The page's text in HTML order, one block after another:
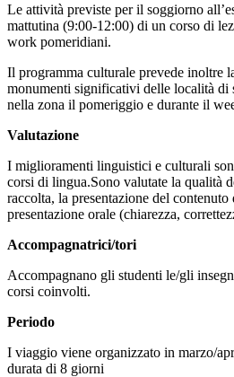
Le attività previste per il soggiorno
mattutina (9:00-12:00) di un corso di
work pomeridiani.
Il programma culturale prevede inoltre
monumenti significativi delle località di
nella zona il pomeriggio e durante il
Valutazione
I miglioramenti linguistici e culturali
corsi di lingua.Sono valutate la qualità
raccolta, la presentazione del contenuto
presentazione orale (chiarezza,
Accompagnatrici/tori
Accompagnano gli studenti le/gli
corsi coinvolti.
Periodo
I viaggio viene organizzato in marzo/
durata di 8 giorni